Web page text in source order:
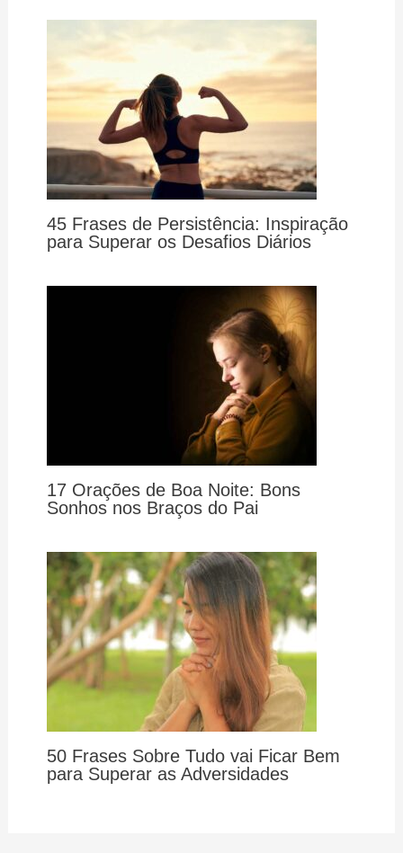
45 Frases de Persistência: Inspiração
para Superar os Desafios Diários
17 Orações de Boa Noite: Bons
Sonhos nos Braços do Pai
50 Frases Sobre Tudo vai Ficar Bem
para Superar as Adversidades